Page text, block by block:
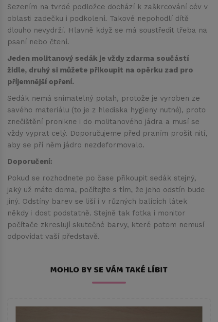
Sezením na tvrdé podložce dochází k zaškrcování cév v
oblasti zadečku i podkolení. Takové nepohodlí dítě
dlouho nevydrží. Hlavně když se má soustředit třeba na
psaní nebo čtení.
Jeden molitanový sedák je vždy zdarma součástí
židle, druhý si můžete přikoupit na opěrku zad pro
příjemnější opření.
Sedák nemá snímatelný potah, protože je vyroben ze
savého materiálu (to je z hlediska hygieny nutné), proto
znečištění pronikne i do molitanového jádra a musí se
vždy vyprat celý. Doporučujeme před praním prošít nití,
aby se pří něm jádro nezdeformovalo.
Doporučení:
Pokud se rozhodnete po čase přikoupit sedák stejný,
jaký už máte doma, počítejte s tím, že jeho odstín bude
jiný. Odstíny barev se liší i v různých balících látek
někdy i dost podstatně. Stejně tak fotka i monitor
počítače zkreslují skutečné barvy, které potom nemusí
odpovídat vaší představě.
MOHLO BY SE VÁM TAKÉ LÍBIT